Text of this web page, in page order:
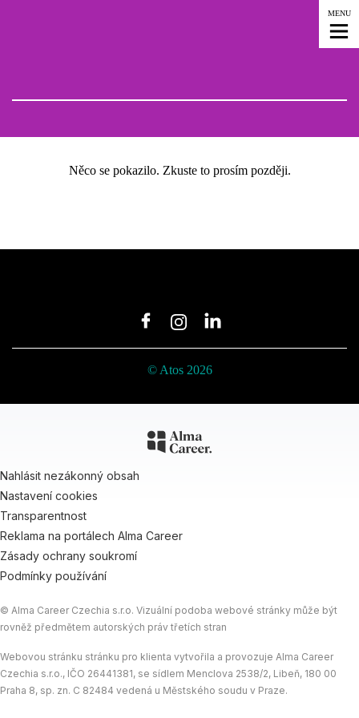
MENU
Něco se pokazilo. Zkuste to prosím později.
© Atos 2026
Nahlásit nezákonný obsah
Nastavení cookies
Transparentnost
Reklama na portálech Alma Career
Zásady ochrany soukromí
Podmínky používání
© Alma Career Czechia s.r.o. Vizuální podoba webové stránky může být
rovněž předmětem autorských práv třetích stran
Webovou stránku stránku pro klienta vytvořila a provozuje Alma Career
Czechia s.r.o., IČO 26441381, se sídlem Menclova 2538/2, Libeň, 180 00
Praha 8, sp. zn. C 82484 vedená u Městského soudu v Praze.